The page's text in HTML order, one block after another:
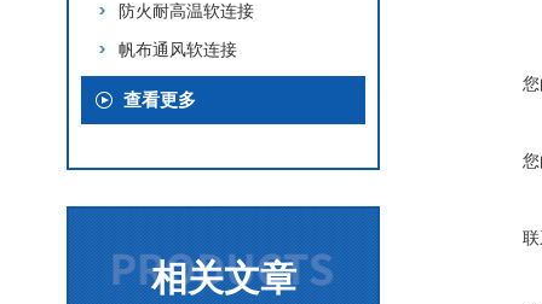
防火耐高温软连接
帆布通风软连接
查看更多
相关文章